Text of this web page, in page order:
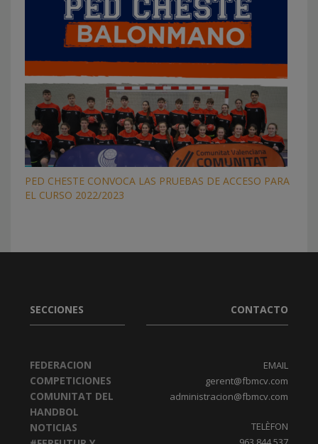
PED CHESTE CONVOCA LAS PRUEBAS DE ACCESO PARA
EL CURSO 2022/2023
SECCIONES
FEDERACION
COMPETICIONES
COMUNITAT DEL
HANDBOL
NOTICIAS
CONTACTO
EMAIL
gerent@fbmcv.com
administracion@fbmcv.com
TELÈFON